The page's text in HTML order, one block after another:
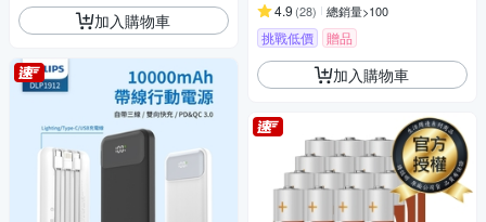
加入購物車 4.9 (28) 總銷量>100
挑戰低價 贈品
加入購物車